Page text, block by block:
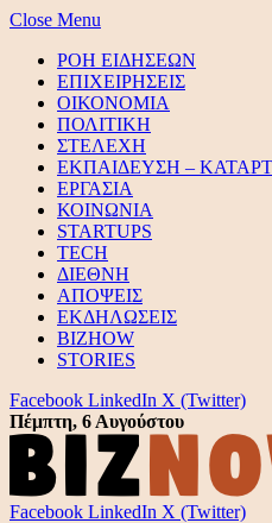
Close Menu
ΡΟΗ ΕΙΔΗΣΕΩΝ
ΕΠΙΧΕΙΡΗΣΕΙΣ
ΟΙΚΟΝΟΜΙΑ
ΠΟΛΙΤΙΚΗ
ΣΤΕΛΕΧΗ
ΕΚΠΑΙΔΕΥΣΗ –
ΕΡΓΑΣΙΑ
ΚΟΙΝΩΝΙΑ
STARTUPS
TECH
ΔΙΕΘΝΗ
ΑΠΟΨΕΙΣ
ΕΚΔΗΛΩΣΕΙΣ
BIZHOW
STORIES
Facebook LinkedIn X (Twitter)
Πέμπτη, 6 Αυγούστου
Facebook LinkedIn X (Twitter)